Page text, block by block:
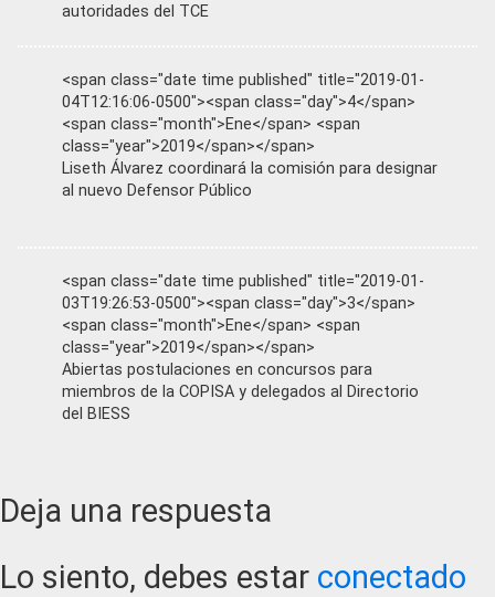
autoridades del TCE
<span class="date time published" title="2019-01-
04T12:16:06-0500"><span class="day">4</span>
<span class="month">Ene</span> <span
class="year">2019</span></span>
Liseth Álvarez coordinará la comisión para designar
al nuevo Defensor Público
<span class="date time published" title="2019-01-
03T19:26:53-0500"><span class="day">3</span>
<span class="month">Ene</span> <span
class="year">2019</span></span>
Abiertas postulaciones en concursos para
miembros de la COPISA y delegados al Directorio
del BIESS
Reader
Interactions
Deja una respuesta
Lo siento, debes estar conectado